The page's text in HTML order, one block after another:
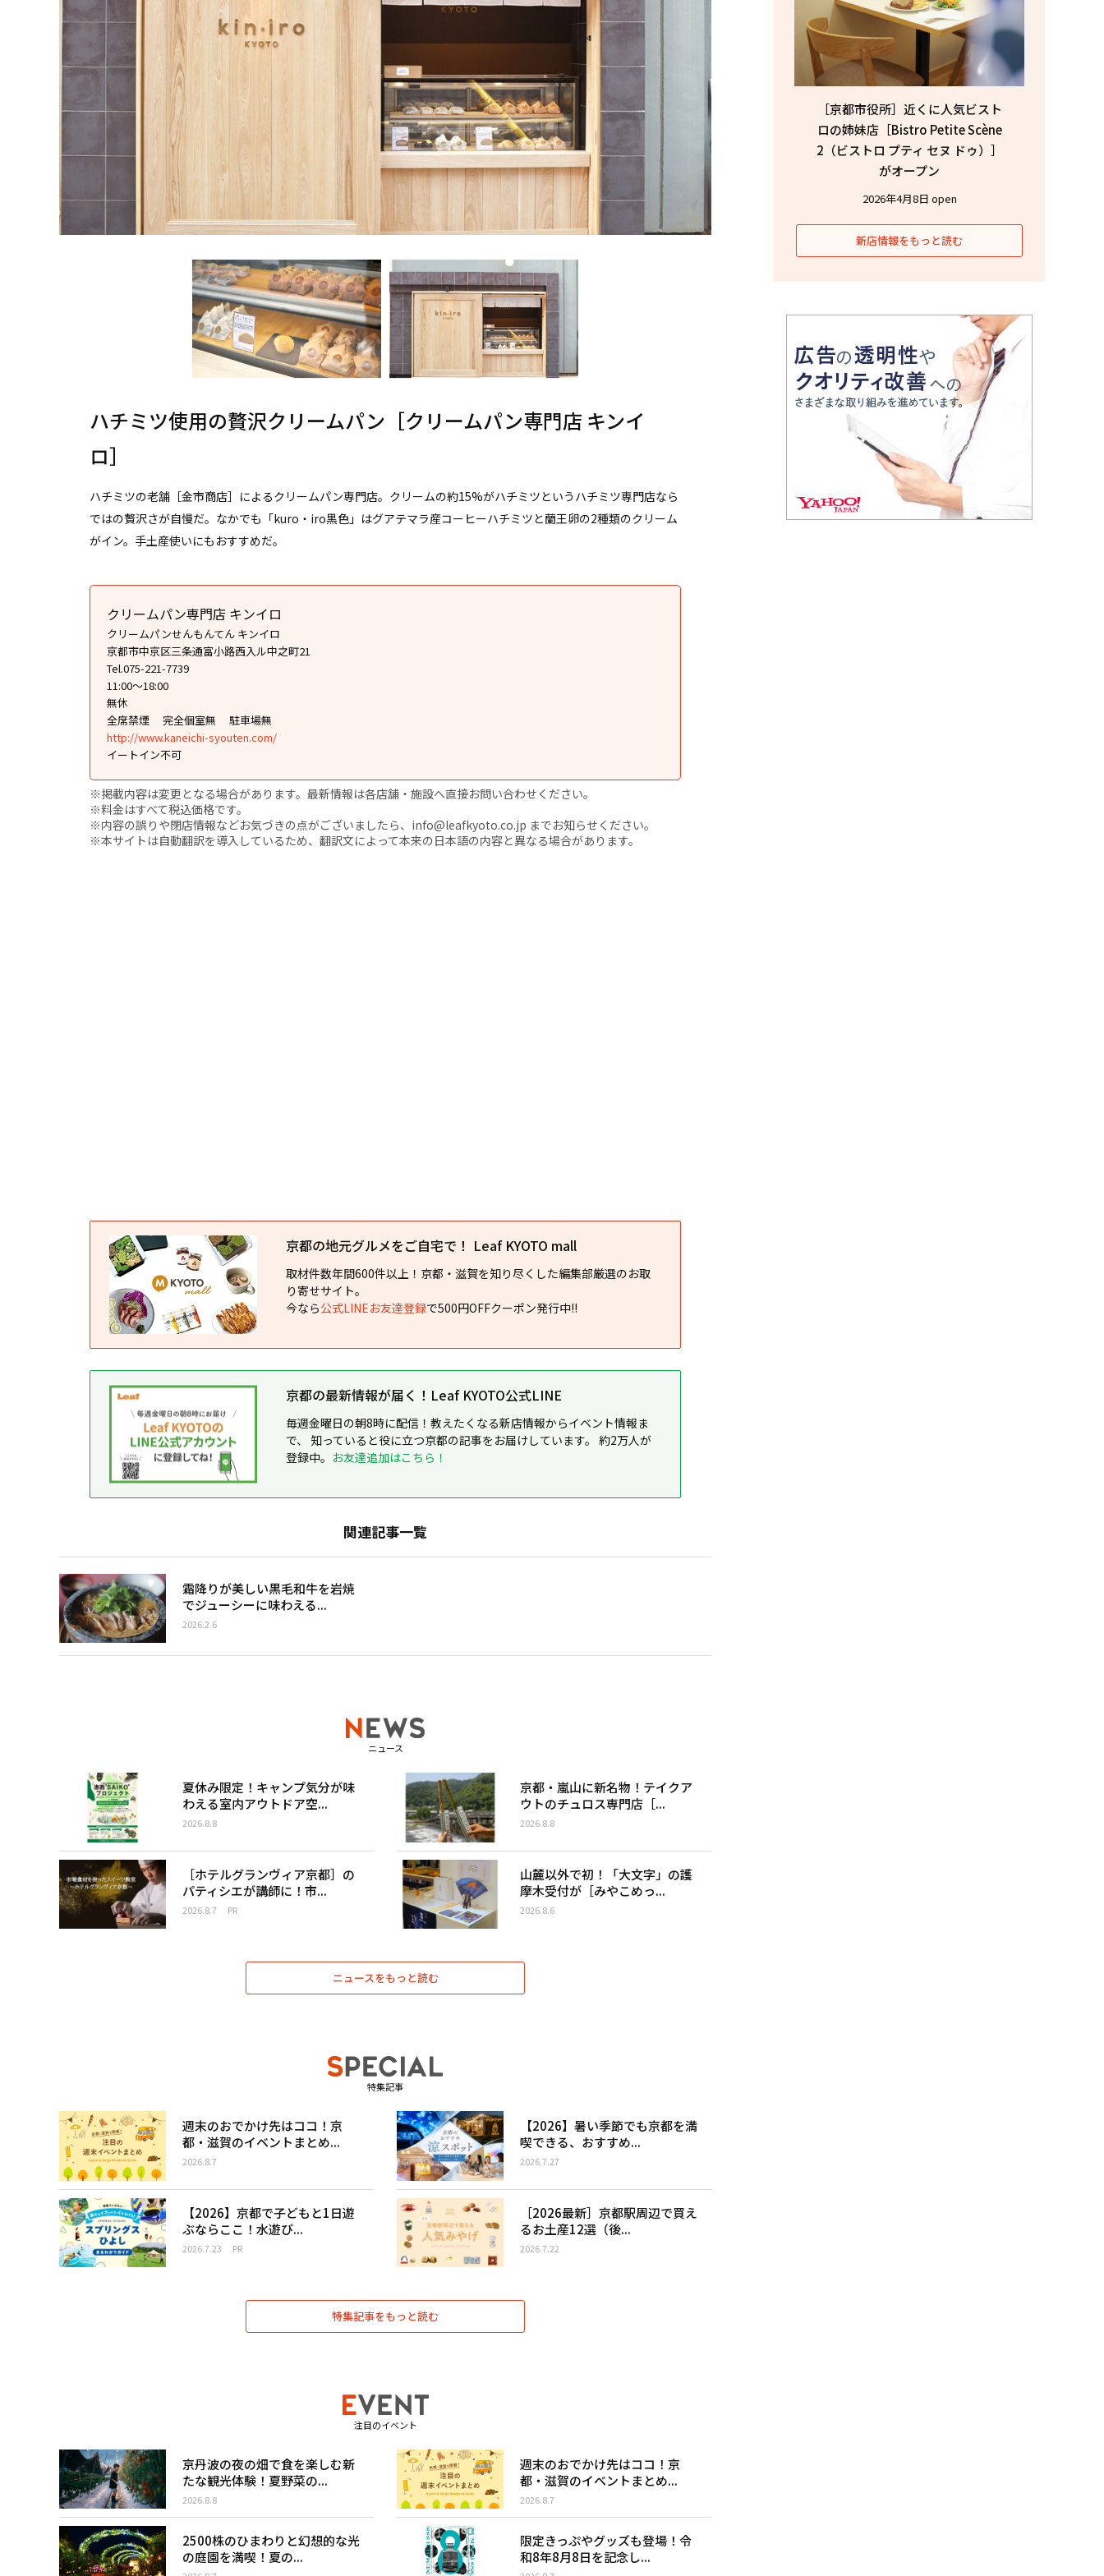
ハチミツ使用の贅沢クリームパン［クリームパン専門店 キンイ
ロ］
ハチミツの老舗［金市商店］によるクリームパン専門店。クリームの約15%がハチミツというハチミツ専門店なら
ではの贅沢さが自慢だ。なかでも「kuro・iro黒色」はグアテマラ産コーヒーハチミツと蘭王卵の2種類のクリーム
がイン。手土産使いにもおすすめだ。
クリームパン専門店 キンイロ
クリームパンせんもんてん キンイロ
京都市中京区三条通富小路西入ル中之町21
Tel.075-221-7739
11:00〜18:00
無休
全席禁煙
完全個室無
駐車場無
http://www.kaneichi-syouten.com/
イートイン不可
※掲載内容は変更となる場合があります。最新情報は各店舗・施設へ直接お問い合わせください。
※料金はすべて税込価格です。
※内容の誤りや閉店情報などお気づきの点がございましたら、info@leafkyoto.co.jp までお知らせください。
※本サイトは自動翻訳を導入しているため、翻訳文によって本来の日本語の内容と異なる場合があります。
京都の地元グルメをご自宅で！ Leaf KYOTO mall
取材件数年間600件以上！京都・滋賀を知り尽くした編集部厳選のお取
り寄せサイト。
今なら公式LINEお友達登録で500円OFFクーポン発行中!!
京都の最新情報が届く！Leaf KYOTO公式LINE
毎週金曜日の朝8時に配信！教えたくなる新店情報からイベント情報ま
で、 知っていると役に立つ京都の記事をお届けしています。 約2万人が
登録中。 お友達追加はこちら！
関連記事一覧
霜降りが美しい黒毛和牛を岩焼
でジューシーに味わえる...
2026.2.6
ニュース
夏休み限定！キャンプ気分が味
わえる室内アウトドア空...
2026.8.8
京都・嵐山に新名物！テイクア
ウトのチュロス専門店［...
2026.8.8
［ホテルグランヴィア京都］の
パティシエが講師に！市...
2026.8.7 PR
山麓以外で初！「大文字」の護
摩木受付が［みやこめっ...
2026.8.6
ニュースをもっと読む
特集記事
週末のおでかけ先はココ！京
都・滋賀のイベントまとめ...
2026.8.7
【2026】暑い季節でも京都を満
喫できる、おすすめ...
2026.7.27
【2026】京都で子どもと1日遊
ぶならここ！水遊び...
2026.7.23 PR
［2026最新］京都駅周辺で買え
るお土産12選（後...
2026.7.22
特集記事をもっと読む
注目のイベント
京丹波の夜の畑で食を楽しむ新
たな観光体験！夏野菜の...
2026.8.8
週末のおでかけ先はココ！京
都・滋賀のイベントまとめ...
2026.8.7
2500株のひまわりと幻想的な光
の庭園を満喫！夏の...
限定きっぷやグッズも登場！令
和8年8月8日を記念し...
［京都市役所］近くに人気ビスト
ロの姉妹店［Bistro Petite Scène
2（ビストロ プティ セヌ ドゥ）］
がオープン
2026年4月8日 open
新店情報をもっと読む